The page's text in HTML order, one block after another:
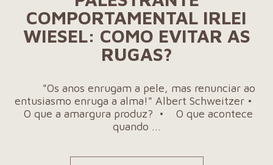
COMPORTAMENTAL IRLEI
WIESEL: COMO EVITAR AS
RUGAS?
"Os anos enrugam a pele, mas renunciar ao
entusiasmo enruga a alma!" Albert Schweitzer •
O que a amargura produz? • O que acontece
quando ...